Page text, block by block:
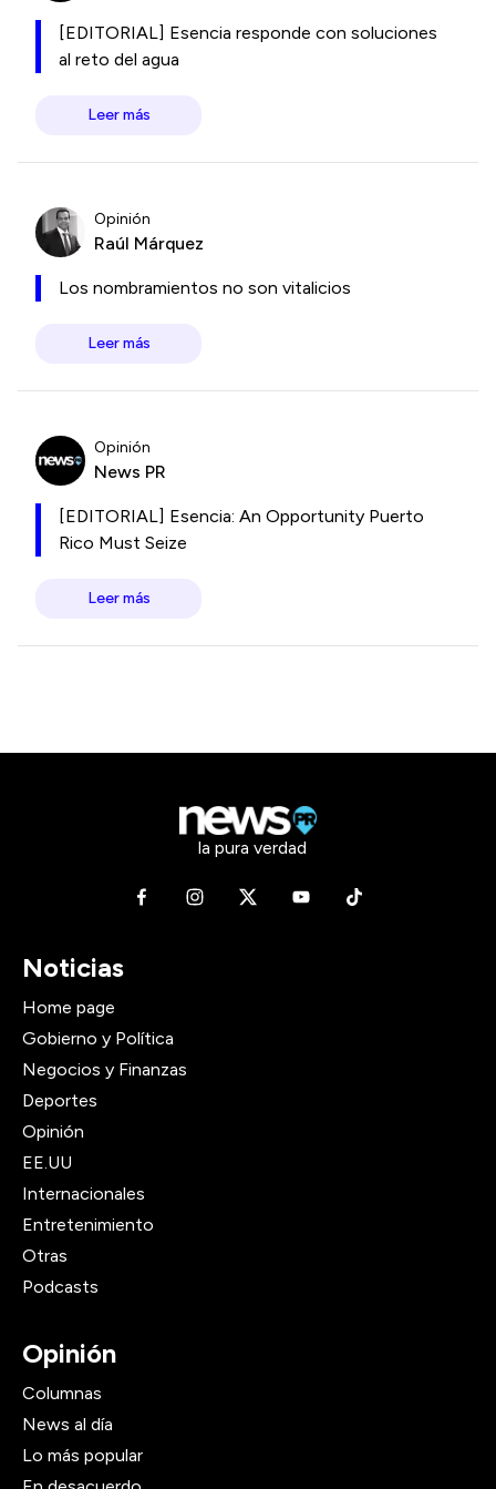
[EDITORIAL] Esencia responde con soluciones
al reto del agua
Leer más
Opinión
Raúl Márquez
Los nombramientos no son vitalicios
Leer más
Opinión
News PR
[EDITORIAL] Esencia: An Opportunity Puerto
Rico Must Seize
Leer más
la pura verdad
Noticias
Home page
Gobierno y Política
Negocios y Finanzas
Deportes
Opinión
EE.UU
Internacionales
Entretenimiento
Otras
Podcasts
Opinión
Columnas
News al día
Lo más popular